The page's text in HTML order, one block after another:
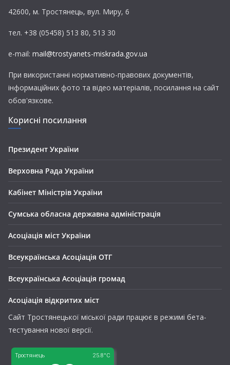
42600, м. Тростянець, вул. Миру, 6
тел. +38 (05458) 513 80, 513 30
e-mail: mail@trostyanets-miskrada.gov.ua
При використанні нормативно-правових документів,
інформаційних фото та відео матеріалів, посилання на сайт
обов'язкове.
Корисні посилання
Президент України
Верховна Рада України
Кабінет Міністрів України
Сумська обласна державна адміністрація
Асоціація міст України
Всеукраїнська Асоціація ОТГ
Всеукраїнська Асоціація громад
Асоціація відкритих міст
Сайт Тростянецької міської ради працює в режимі бета-
тестування нової версії.